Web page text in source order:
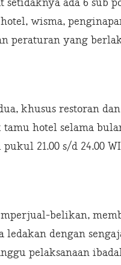
ada 6 sub
wisma,
peraturan yang
khusus restoran
hotel selama
21.00 s/d 24.00
belikan,
ledakan dengan
pelaksanaan